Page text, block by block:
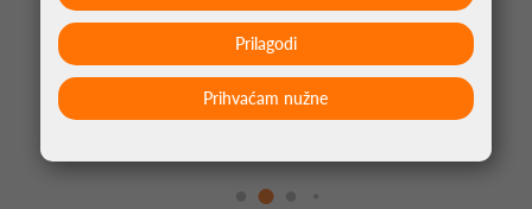
PIKADO NASTAVAK CLIC CRNA
Prihvaćam nužne
Prilagodi